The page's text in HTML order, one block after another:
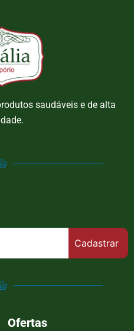
saudáveis e de alta
Cadastrar
Ofertas